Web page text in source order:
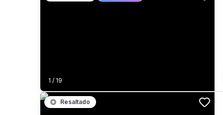
1 / 19
Resaltado